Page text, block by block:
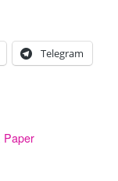
Telegram
Paper